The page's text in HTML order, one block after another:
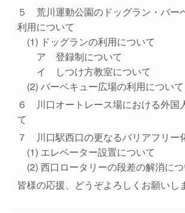
５ 荒川運動公園のドッグラン・バー
利用について
(1) ドッグランの利用について
ア 登録制について
イ しつけ方教室について
(2) バーベキュー広場の利用について
６ 川口オートレース場における外国
て
７ 川口駅西口の更なるバリアフリー
(1) エレベーター設置について
(2) 西口ロータリーの段差の解消に
皆様の応援、どうぞよろしくお願いし